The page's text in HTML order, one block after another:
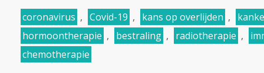
coronavirus , Covid-19 , kans op overlijden ,
hormoontherapie , bestraling , radiotherapie ,
chemotherapie